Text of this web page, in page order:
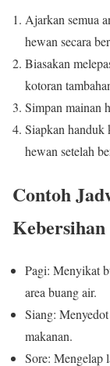
Ajarkan semua
hewan secara
Biasakan
kotoran
Simpan mainan
Siapkan handuk
hewan setelah
Contoh
Kebersihan
Pagi: Menyikat
area buang air.
Siang:
makanan.
Sore: Mengelap